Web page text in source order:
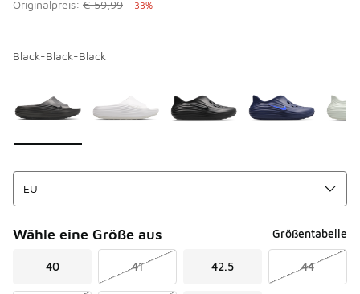
Originalpreis: € 59,99 -33%
Black-Black-Black
Wähle eine Größe aus Größentabelle
40 41 42.5 44